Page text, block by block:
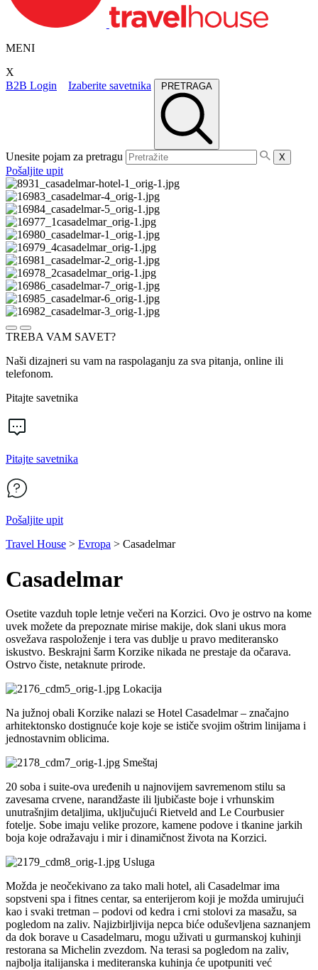
MENI
X
B2B Login
Izaberite savetnika PRETRAGA
Unesite pojam za pretragu X
Pošaljite upit
TREBA VAM SAVET?
Naši dizajneri su vam na raspolaganju za sva pitanja, online ili
telefonom.
Pitajte savetnika
Pitajte savetnika
Pošaljite upit
Travel House > Evropa > Casadelmar
Casadelmar
Osetite vazduh tople letnje večeri na Korzici. Ovo je ostrvo na kome
uvek možete da prepoznate mirise makije, dok slani ukus mora
osvežava raspoloženje i tera vas dublje u pravo mediteransko
iskustvo. Beskrajni šarm Korzike nikada ne prestaje da očarava.
Ostrvo čiste, netaknute prirode.
Lokacija
Na južnoj obali Korzike nalazi se Hotel Casadelmar – značajno
arhitektonsko dostignuće koje koje se ističe svojim oštrim linijama i
jednostavnim oblicima.
Smeštaj
20 soba i suite-ova uređenih u najnovijem savremenom stilu sa
zavesama crvene, narandžaste ili ljubičaste boje i vrhunskim
unutrašnjim detaljima, uključujući Rietveld and Le Courbusier
fotelje. Sobe imaju velike prozore, kamene podove i tkanine jarkih
boja koje odražavaju i mir i dinamičnost života na Korzici.
Usluga
Možda je neočekivano za tako mali hotel, ali Casadelmar ima
sopstveni spa i fitnes centar, sa enterijerom koji je možda umirujući
kao i svaki tretman – podovi od kedra i crni stolovi za masažu, sa
pogledom na zaliv. Najizbirljivija nepca biće oduševljena saznanjem
da dok borave u Casadelmaru, mogu uživati u gurmanskoj kuhinji
restorana sa Michelin zvezdom. Na terasi sa pogledom na zaliv,
najbolja italijanska i mediteranska kuhinja će upotpuniti već